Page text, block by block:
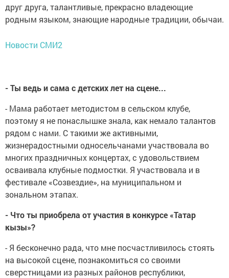
друг друга, талантливые, прекрасно владеющие
родным языком, знающие народные традиции, обычаи.
Новости СМИ2
- Ты ведь и сама с детских лет на сцене...
- Мама работает методистом в сельском клубе,
поэтому я не понаслышке знала, как немало талантов
рядом с нами. С такими же активными,
жизнерадостными односельчанами участвовала во
многих праздничных концертах, с удовольствием
осваивала клубные подмостки. Я участвовала и в
фестивале «Созвездие», на муниципальном и
зональном этапах.
- Что ты приобрела от участия в конкурсе «Татар
кызы»?
- Я бесконечно рада, что мне посчастливилось стоять
на высокой сцене, познакомиться со своими
сверстницами из разных районов республики,